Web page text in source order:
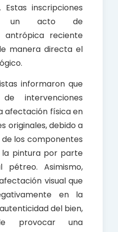
Estas inscripciones
un acto de
antrópica reciente
manera directa el
informaron que
intervenciones
afectación física en
originales, debido a
los componentes
la pintura por parte
pétreo. Asimismo,
visual que
en la
del bien,
provocar una